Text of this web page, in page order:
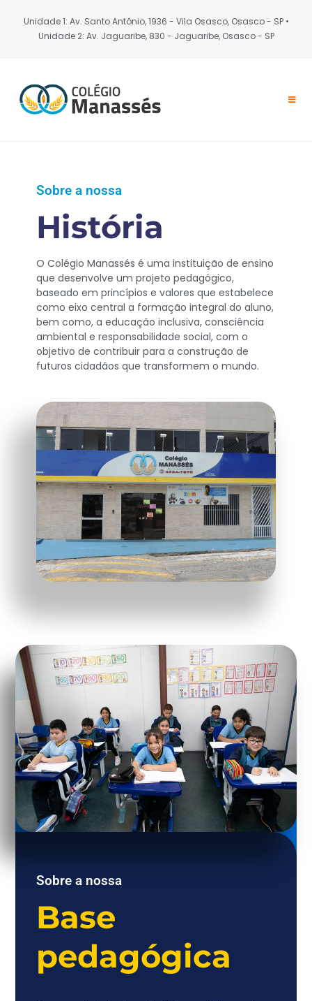
Unidade 1: Av. Santo Antônio, 1936 - Vila Osasco, Osasco - SP •
Unidade 2: Av. Jaguaribe, 830 - Jaguaribe, Osasco - SP
Sobre a nossa
História
O Colégio Manassés é uma instituição de ensino
que desenvolve um projeto pedagógico,
baseado em princípios e valores que estabelece
como eixo central a formação integral do aluno,
bem como, a educação inclusiva, consciência
ambiental e responsabilidade social, com o
objetivo de contribuir para a construção de
futuros cidadãos que transformem o mundo.
Sobre a nossa
Base
pedagógica